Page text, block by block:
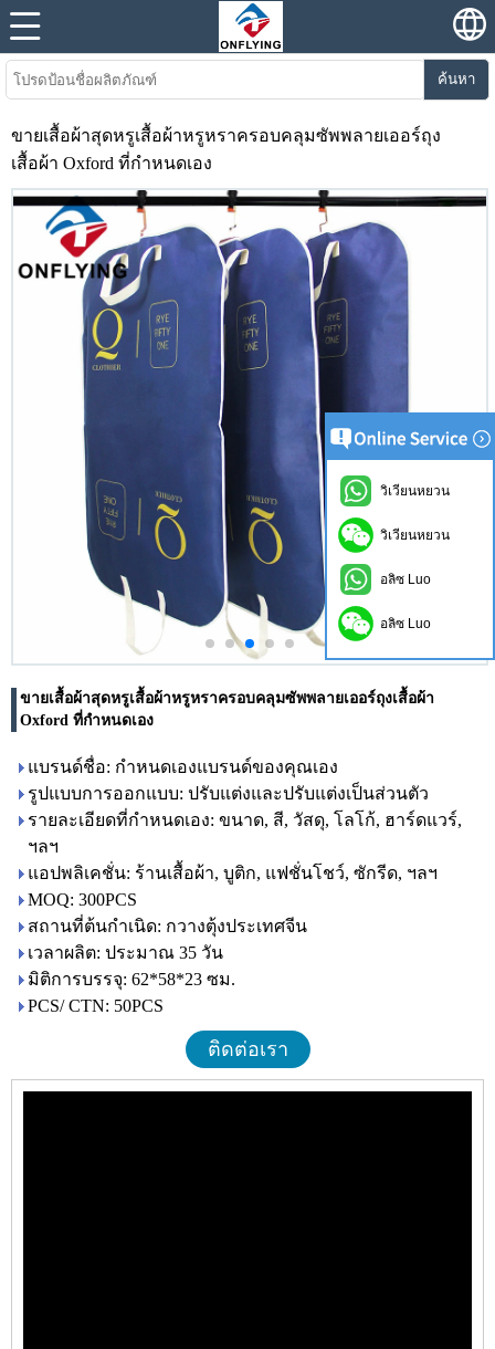
ค้นหา
ขายเสื้อผ้าสุดหรูเสื้อผ้าหรูหราครอบคลุมซัพพลายเออร์ถุง
เสื้อผ้า Oxford ที่กำหนดเอง
ขายเสื้อผ้าสุดหรูเสื้อผ้าหรูหราครอบคลุมซัพพลายเออร์ถุงเสื้อผ้า
Oxford ที่กำหนดเอง
แบรนด์ชื่อ: กำหนดเองแบรนด์ของคุณเอง
รูปแบบการออกแบบ: ปรับแต่งและปรับแต่งเป็นส่วนตัว
รายละเอียดที่กำหนดเอง: ขนาด, สี, วัสดุ, โลโก้, ฮาร์ดแวร์,
ฯลฯ
แอปพลิเคชั่น: ร้านเสื้อผ้า, บูติก, แฟชั่นโชว์, ซักรีด, ฯลฯ
MOQ: 300PCS
สถานที่ต้นกำเนิด: กวางตุ้งประเทศจีน
เวลาผลิต: ประมาณ 35 วัน
มิติการบรรจุ: 62*58*23 ซม.
PCS/ CTN: 50PCS
ติดต่อเรา
วิเวียนหยวน
วิเวียนหยวน
อลิซ Luo
อลิซ Luo